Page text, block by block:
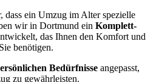
ein Umzug im Alter spezielle
wir in Dortmund ein Komplett-
das Ihnen den Komfort und
benötigen.
Bedürfnisse angepasst,
zu gewährleisten.